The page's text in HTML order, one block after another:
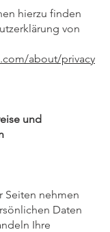
hierzu finden
von
about/privacy
und
Seiten nehmen
Daten
Ihre